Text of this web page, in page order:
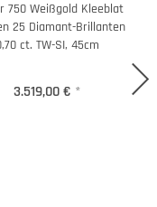
750 Weißgold Kleeblat
25 Diamant-Brillanten
ct. TW-SI, 45cm
3.519,00 € *